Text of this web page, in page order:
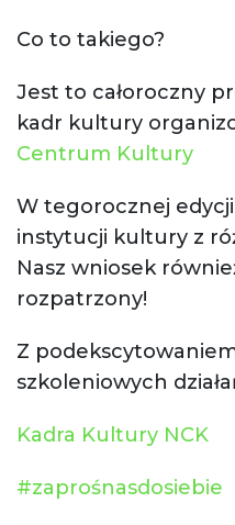
Co to takiego?
Jest to całoroczny
kadr kultury
Centrum Kultury
W tegorocznej edycji
instytucji kultury z
Nasz wniosek
rozpatrzony!
Z
szkoleniowych
Kadra Kultury NCK
#zaprośnasdosiebie